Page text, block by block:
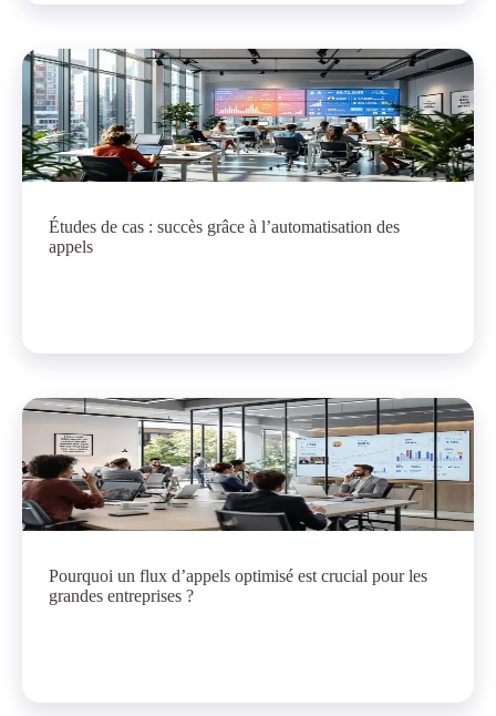
Études de cas : succès grâce à l’automatisation des
appels
Pourquoi un flux d’appels optimisé est crucial pour les
grandes entreprises ?